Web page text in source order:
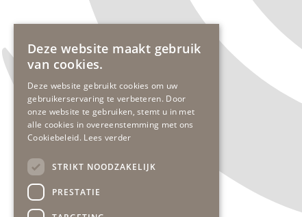
Deze website maakt gebruik
van cookies.
Deze website gebruikt cookies om uw
gebruikerservaring te verbeteren. Door
onze website te gebruiken, stemt u in met
alle cookies in overeenstemming met ons
Cookiebeleid. Lees verder
STRIKT NOODZAKELIJK
PRESTATIE